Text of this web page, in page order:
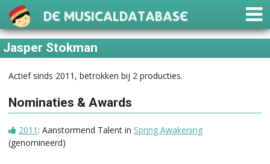
De Musicaldatabase
Jasper Stokman
Actief sinds 2011, betrokken bij 2 producties.
Nominaties & Awards
2011 : Aanstormend Talent in Spring Awakening
(genomineerd)